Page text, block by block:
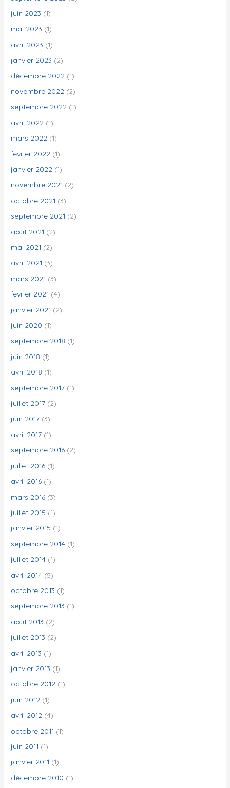
juin 2023 (1)
mai 2023 (1)
avril 2023 (1)
janvier 2023 (2)
décembre 2022 (1)
novembre 2022 (2)
septembre 2022 (1)
avril 2022 (1)
mars 2022 (1)
février 2022 (1)
janvier 2022 (1)
novembre 2021 (2)
octobre 2021 (3)
septembre 2021 (2)
août 2021 (2)
mai 2021 (2)
avril 2021 (3)
mars 2021 (3)
février 2021 (4)
janvier 2021 (2)
juin 2020 (1)
septembre 2018 (1)
juin 2018 (1)
avril 2018 (1)
septembre 2017 (1)
juillet 2017 (2)
juin 2017 (3)
avril 2017 (1)
septembre 2016 (2)
juillet 2016 (1)
avril 2016 (1)
mars 2016 (3)
juillet 2015 (1)
janvier 2015 (1)
septembre 2014 (1)
juillet 2014 (1)
avril 2014 (5)
octobre 2013 (1)
septembre 2013 (1)
août 2013 (2)
juillet 2013 (2)
avril 2013 (1)
janvier 2013 (1)
octobre 2012 (1)
juin 2012 (1)
avril 2012 (4)
octobre 2011 (1)
juin 2011 (1)
janvier 2011 (1)
décembre 2010 (1)